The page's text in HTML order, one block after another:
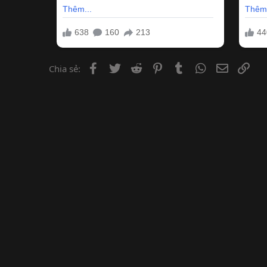
Chia sẻ: Facebook
Twitter Reddit PinterestTumblr WhatsApp
Email